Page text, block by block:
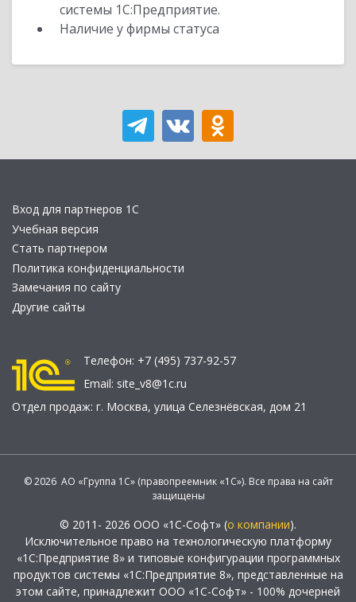
системы 1С:Предприятие.
Наличие у фирмы статуса
Вход для партнеров 1С
Учебная версия
Стать партнером
Политика конфиденциальности
Замечания по сайту
Другие сайты
Телефон: +7 (495) 737-92-57
Email: site_v8@1c.ru
Отдел продаж: г. Москва, улица Селезнёвская, дом 21
© 2026 АО «Группа 1С» (правопреемник «1С»). Все права на сайт
защищены
© 2011- 2026 ООО «1С-Софт» (о компании).
Исключительное право на технологическую платформу
«1С:Предприятие 8» и типовые конфигурации программных
продуктов системы «1С:Предприятие 8», представленные на
этом сайте, принадлежит ООО «1С-Софт» - 100% дочерней